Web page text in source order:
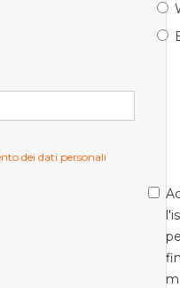
dei dati personali